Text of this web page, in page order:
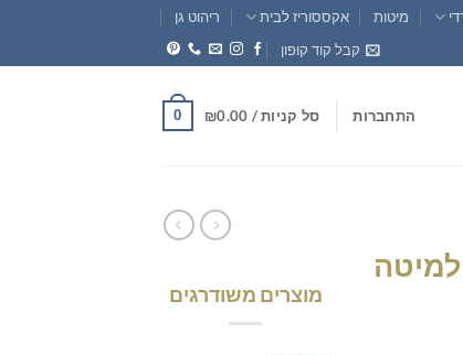
מיטות אקססוריז לבית
ריהוט גן
קבל קוד קופון
התחברות סל קניות / ₪0.00
0
מוצרים משודרגים